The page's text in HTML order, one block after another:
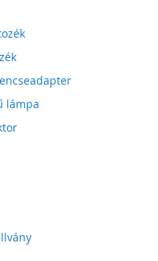
lámpa